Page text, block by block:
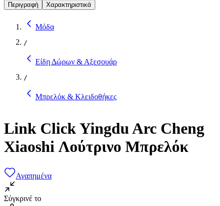
Περιγραφή Χαρακτηριστικά
Μόδα
/
Είδη Δώρων & Αξεσουάρ
/
Μπρελόκ & Κλειδοθήκες
Link Click Yingdu Arc Cheng
Xiaoshi Λούτρινο Μπρελόκ
Αγαπημένα
Σύγκρινέ το